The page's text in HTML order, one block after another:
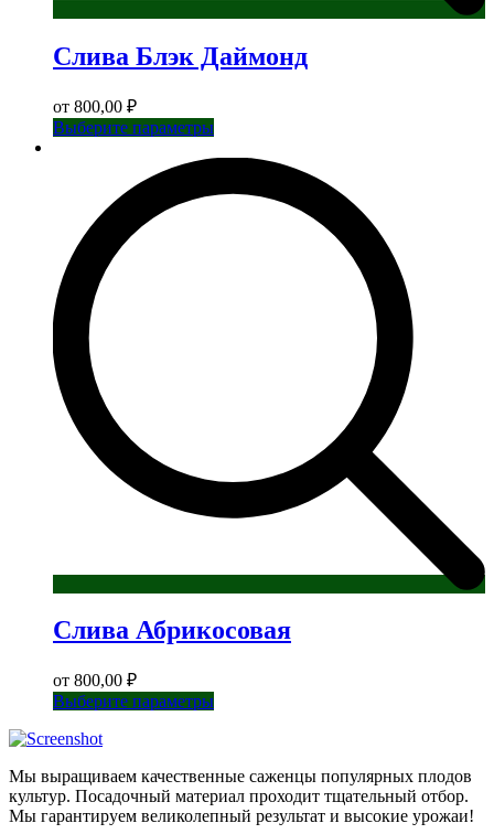
Слива Блэк Даймонд
от 800,00 ₽
Выберите параметрыЭтот
вариаций.
Слива Абрикосовая
от 800,00 ₽
Выберите параметрыЭтот
вариаций.
Опции
можно
Мы выращиваем качественные саженцы популярных плодов
культур. Посадочный материал проходит тщательный отбор.
Мы гарантируем великолепный результат и высокие урожаи!